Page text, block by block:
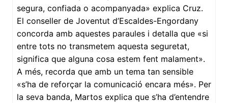
segura, confiada o acompanyada» explica Cruz.
El conseller de Joventut d’Escaldes-Engordany
concorda amb aquestes paraules i detalla que «si
entre tots no transmetem aquesta seguretat,
significa que alguna cosa estem fent malament».
A més, recorda que amb un tema tan sensible
«s’ha de reforçar la comunicació encara més». Per
la seva banda, Martos explica que s’ha d’entendre